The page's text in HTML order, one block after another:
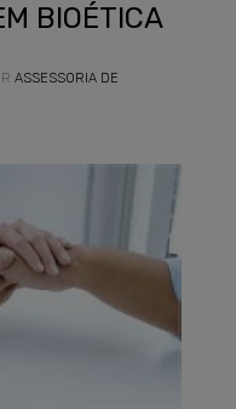
BIOÉTICA
ASSESSORIA DE